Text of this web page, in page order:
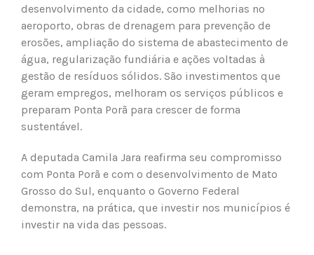
desenvolvimento da cidade, como melhorias no
aeroporto, obras de drenagem para prevenção de
erosões, ampliação do sistema de abastecimento de
água, regularização fundiária e ações voltadas à
gestão de resíduos sólidos. São investimentos que
geram empregos, melhoram os serviços públicos e
preparam Ponta Porã para crescer de forma
sustentável.
A deputada Camila Jara reafirma seu compromisso
com Ponta Porã e com o desenvolvimento de Mato
Grosso do Sul, enquanto o Governo Federal
demonstra, na prática, que investir nos municípios é
investir na vida das pessoas.